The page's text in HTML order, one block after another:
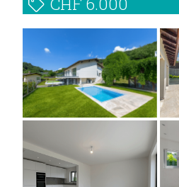
CHF 6.000